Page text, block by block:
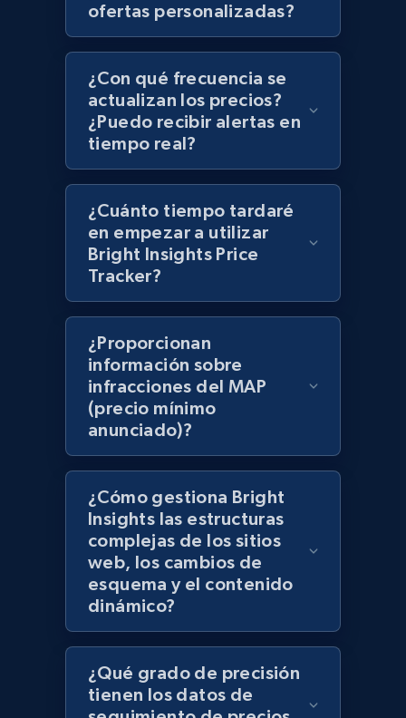
1.2K+ 208+ Comenzar ahora
Best Buy products
URL, Product id, Title, Images, Final price,
Currency, Discount, Initial price, and more.
1.1K+ 149+ Comenzar ahora
Best Buy products - Collect data on
URL, Product id, Title, Images, Final price,
Currency, Discount, Initial price, and more.
1.1K+ 149+
Lazada - Products
URL, Title, Rating, Reviews, Initial price, Final
price, Currency, Stock, and more.
991+ 165+
Lazada - Products - Discover products by
ofertas personalizadas?
¿Con qué frecuencia se
actualizan los precios?
¿Puedo recibir alertas en
tiempo real?
¿Cuánto tiempo tardaré
en empezar a utilizar
Bright Insights Price
Tracker?
¿Proporcionan
información sobre
infracciones del MAP
(precio mínimo
anunciado)?
¿Cómo gestiona Bright
Insights las estructuras
complejas de los sitios
web, los cambios de
esquema y el contenido
dinámico?
¿Qué grado de precisión
tienen los datos de